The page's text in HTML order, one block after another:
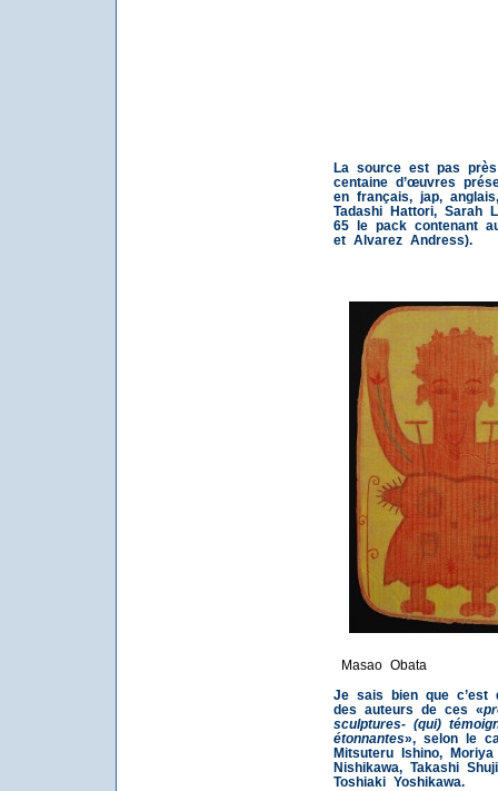
La source est pas
centaine d’œuvres
en français, jap,
Tadashi Hattori, Sarah
65 le pack contenant
et Alvarez Andress).
Masao Obata
Je sais bien que c’est
des auteurs de ces «
sculptures- (qui)
étonnantes», selon le
Mitsuteru Ishino,
Nishikawa, Takashi
Toshiaki Yoshikawa.